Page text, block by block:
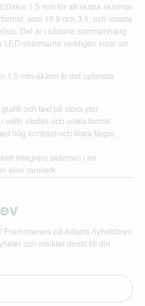
1,5 mm för att skapa skärmar
som 16:9 och 3:1, och visade
Det är i sådana sammanhang
LED-skärmarna verkligen visar sin
1,5 mm-skärm är det optimala
och text på stora ytor
i valfri storlek och unika format
hög kontrast och klara färger,
integrera skärmen i en
eller ramverk
Prenumerera på Adapts nyhetsbrev
och insikter direkt till din